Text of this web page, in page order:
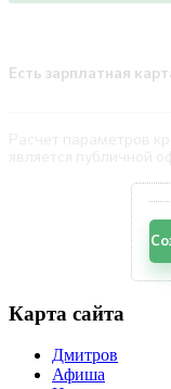
Есть зарплатная
Карта сайта
Дмитров
Афиша